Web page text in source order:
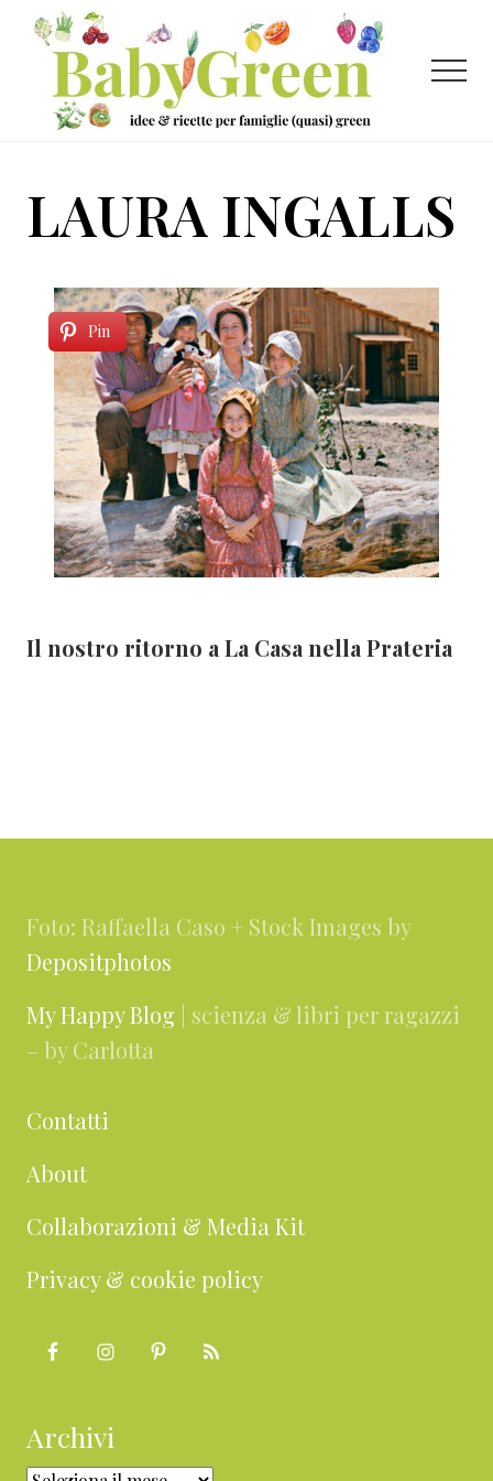
Menu
Passa
contenuto
principale
Passa
ricette
famiglie
(quasi)
green
Menu
LAURA INGALLS
Pin
Il nostro ritorno a La Casa nella Prateria
Foto: Raffaella Caso + Stock Images by
Depositphotos
My Happy Blog | scienza & libri per ragazzi
– by Carlotta
Contatti
About
Collaborazioni & Media Kit
Privacy & cookie policy
Archivi